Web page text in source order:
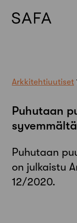
Arkkitehtiuutiset
Puhutaan
syvemmältä
Puhutaan
on julkaistu
12/2020.